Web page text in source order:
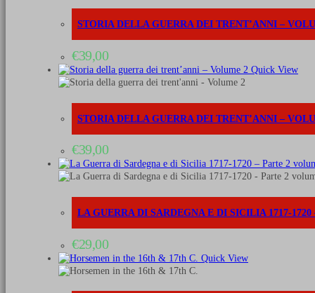
STORIA DELLA GUERRA DEI TRENT’ANNI –
€39,00
Quick View
STORIA DELLA GUERRA DEI TRENT’ANNI –
€39,00
LA GUERRA DI SARDEGNA E DI SICILIA 1717-
€29,00
Quick View